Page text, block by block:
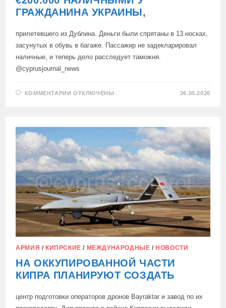
ГРАЖДАНИНА УКРАИНЫ,
прилетевшего из Дублина. Деньги были спрятаны в 13 носках,
засунутых в обувь в багаже. Пассажир не задекларировал
наличные, и теперь дело расследует таможня.
@cyprusjournal_news
КОММЕНТАРИИ К
ТАМОЖЕННИКИ
ПОЧТИ
€200.000
НАЛИЧНЫМИ
У
ГРАЖДАНИНА
УКРАИНЫ,
ОТКЛЮЧЕНЫ 26.05.2026
АРМИЯ / КИПРСКИЕ / МЕЖДУНАРОДНЫЕ / НОВОСТИ
НА ОККУПИРОВАННОЙ ЧАСТИ
КИПРА ПЛАНИРУЮТ СОЗДАТЬ
центр подготовки операторов дронов Bayraktar и завод по их